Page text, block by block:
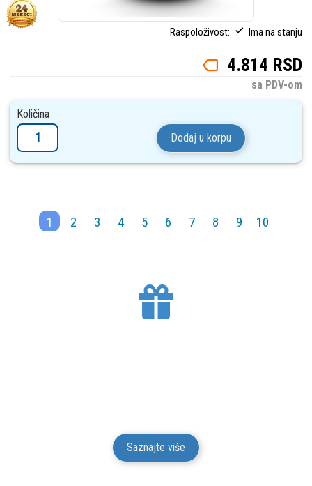
Raspoloživost: Ima na stanju
4.814 RSD
sa PDV-om
Količina
Dodaj u korpu
1 2 3 4 5 6 7 8 9 10
Saznajte više